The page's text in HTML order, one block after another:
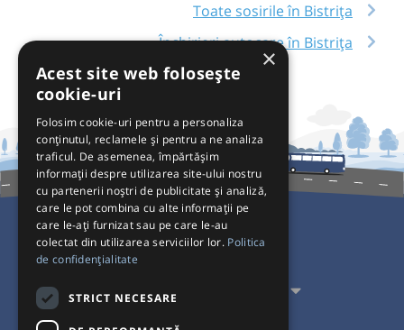
Toate sosirile în Bistrița
Închirieri autocare în Bistrița
Pentru Călători
Pentru Transportatori
×
Acest site web folosește
cookie-uri
Folosim cookie-uri pentru a personaliza
conținutul, reclamele și pentru a ne analiza
traficul. De asemenea, împărtășim
informații despre utilizarea site-ului nostru
cu partenerii noștri de publicitate și analiză,
care le pot combina cu alte informații pe
care le-ați furnizat sau pe care le-au
colectat din utilizarea serviciilor lor. Politica
de confidențialitate
STRICT NECESARE